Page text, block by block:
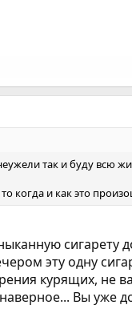
так и буду всю
когда и как это
сигарету
эту одну
курящих, не
Вы уже